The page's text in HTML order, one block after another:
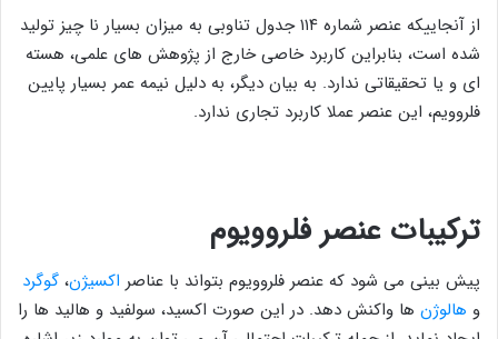
از آنجاییکه عنصر شماره ۱۱۴ جدول تناوبی به میزان بسیار نا چیز تولید
شده است، بنابراین کاربرد خاصی خارج از پژوهش‌ های علمی، هسته
ای و یا تحقیقاتی ندارد. به بیان دیگر، به دلیل نیمه ‌عمر بسیار پایین
فلروویم، این عنصر عملا کاربرد تجاری ندارد.
ترکیبات عنصرفلروویوم
پیش بینی می شود که عنصر فلروویوم بتواند با عناصر اکسیژن، گوگرد
و هالوژن ها واکنش دهد. در این صورت اکسید، سولفید و هالید ها را